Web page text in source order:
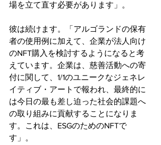
場を立て直す必要があります」。
彼は続けます。「アルゴランドの保有
者の使用例に加えて、企業が法人向け
のNFT購入を検討するようになると考
えています。企業は、慈善活動への寄
付に関して、1/1のユニークなジェネレ
イティブ・アートで報われ、最終的に
は今日の最も差し迫った社会的課題へ
の取り組みに貢献することになりま
す。これは、ESGのためのNFTで
す」。